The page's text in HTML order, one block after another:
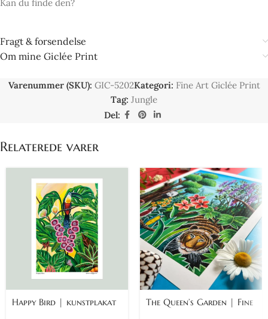
Kan du finde den?
Fragt & forsendelse
Om mine Giclée Print
Varenummer (SKU): GIC-5202Kategori: Fine Art Giclée Print
Tag: Jungle
Del:
Relaterede varer
Happy Bird | kunstplakat
The Queen’s Garden | Fine